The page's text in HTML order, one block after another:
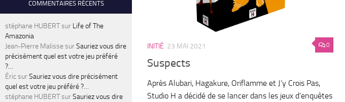
0
INITIÉ 23 MAI 2021
Suspects
Après Alubari, Hagakure, Oriflamme et J’y Crois Pas,
Studio H a décidé de se lancer dans les jeux d’enquêtes
COMMENTAIRES RÉCENTS
stéphane HUBERTsur Life of The
Amazonia
Jean-Pierre MalissesurSauriez vous dire
précisément quel est votre jeu préféré
?…
ÉricsurSauriez vous dire précisément
quel est votre jeu préféré ?…
stéphane HUBERTsurSauriez vous dire